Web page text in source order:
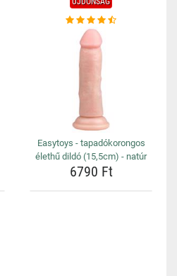
Easytoys - tapadókorongos
élethű dildó (15,5cm) - natúr
6790 Ft